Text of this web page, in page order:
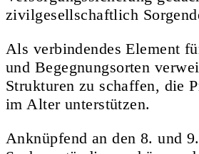
zivilgesellschaftlich
Als verbindendes Element
und Begegnungsorten
Strukturen zu schaffen, die
im Alter unterstützen.
Anknüpfend an den 8. und